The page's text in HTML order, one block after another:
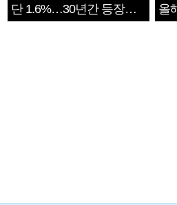
단 1.6%…30년간 등장
1182개팀 전수조사
올
확